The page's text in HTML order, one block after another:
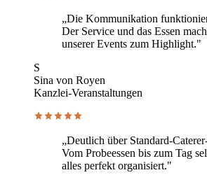
„Die Kommunikation
Der Service und das Essen
unserer Events zum Highlight."
S
Sina von Royen
Kanzlei-Veranstaltungen
„Deutlich über Standard-
Vom Probeessen bis zum Tag
alles perfekt organisiert."